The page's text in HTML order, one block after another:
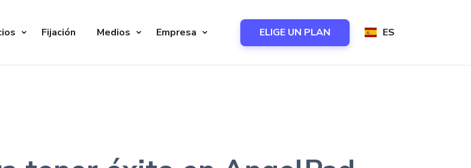
Fijación Medios Empresa ELIGE UN PLAN ES